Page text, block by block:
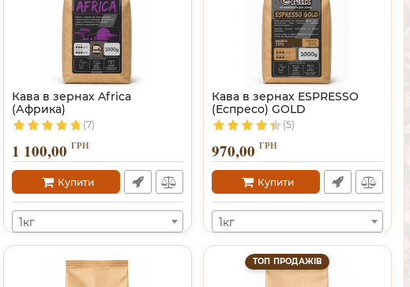
Кава в зернах Africa
(Африка)
(7)
1 100,00 ГРН
Купити
1кг
Кава в зернах ESPRESSO
(Еспресо) GOLD
(5)
970,00 ГРН
Купити
1кг
ТОП ПРОДАЖІВ